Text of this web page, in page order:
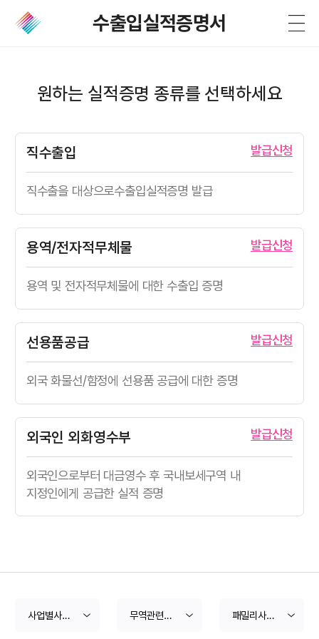
수출입실적증명서
원하는 실적증명 종류를 선택하세요
직수출입
직수출을 대상으로수출입실적증명 발급
발급신청
용역/전자적무체물
용역 및 전자적무체물에 대한 수출입 증명
발급신청
선용품공급
외국 화물선/함정에 선용품 공급에 대한 증명
발급신청
외국인 외화영수부
외국인으로부터 대금영수 후국내보세구역 내
지정인에게 공급한 실적 증명
발급신청